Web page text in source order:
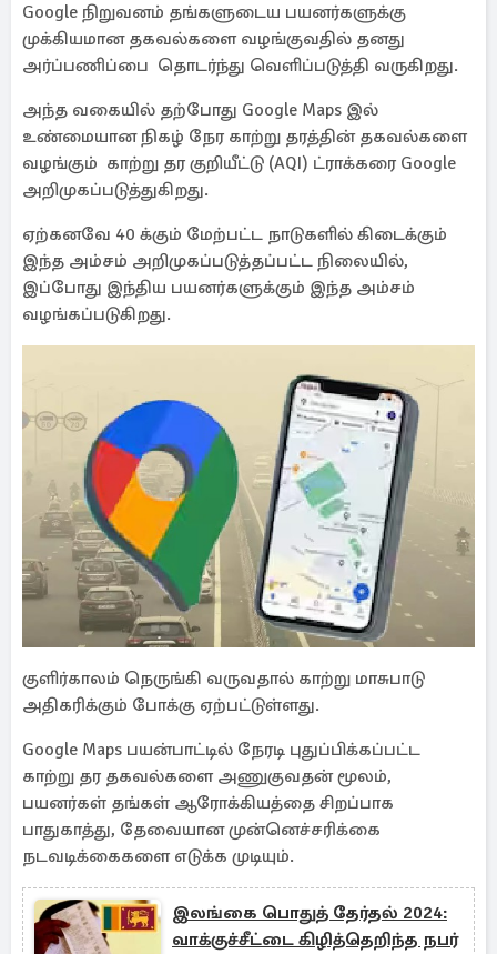
Google நிறுவனம் தங்களுடைய பயனர்களுக்கு
முக்கியமான தகவல்களை வழங்குவதில் தனது
அர்ப்பணிப்பை தொடர்ந்து வெளிப்படுத்தி வருகிறது.
அந்த வகையில் தற்போது Google Maps இல்
உண்மையான நிகழ் நேர காற்று தரத்தின் தகவல்களை
வழங்கும் காற்று தர குறியீட்டு (AQI) ட்ராக்கரை Google
அறிமுகப்படுத்துகிறது.
ஏற்கனவே 40 க்கும் மேற்பட்ட நாடுகளில் கிடைக்கும்
இந்த அம்சம் அறிமுகப்படுத்தப்பட்ட நிலையில்,
இப்போது இந்திய பயனர்களுக்கும் இந்த அம்சம்
வழங்கப்படுகிறது.
குளிர்காலம் நெருங்கி வருவதால் காற்று மாசுபாடு
அதிகரிக்கும் போக்கு ஏற்பட்டுள்ளது.
Google Maps பயன்பாட்டில் நேரடி புதுப்பிக்கப்பட்ட
காற்று தர தகவல்களை அணுகுவதன் மூலம்,
பயனர்கள் தங்கள் ஆரோக்கியத்தை சிறப்பாக
பாதுகாத்து, தேவையான முன்னெச்சரிக்கை
நடவடிக்கைகளை எடுக்க முடியும்.
இலங்கை பொதுத் தேர்தல் 2024:
வாக்குச்சீட்டை கிழித்தெறிந்த நபர்